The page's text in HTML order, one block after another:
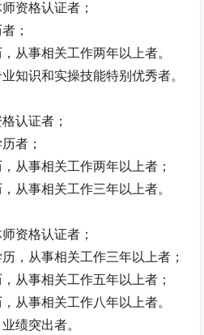
师资格认证者；
；
从事相关工作两年以上者。
知识和实操技能特别优秀者。
认证者；
者；
从事相关工作两年以上者；
从事相关工作三年以上者。
师资格认证者；
，从事相关工作三年以上者；
从事相关工作五年以上者；
从事相关工作八年以上者。
绩突出者。